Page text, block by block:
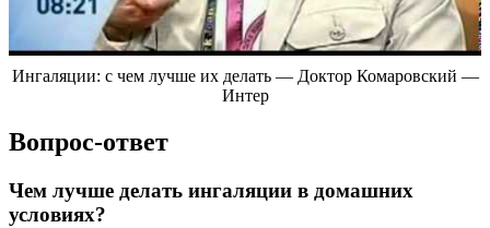
Ингаляции: с чем лучше их делать — Доктор Комаровский —
Интер
Вопрос-ответ
Чем лучше делать ингаляции в домашних
условиях?